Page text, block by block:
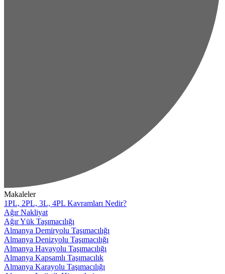
Makaleler
1PL, 2PL, 3L, 4PL Kavramları Nedir?
Ağır Nakliyat
Ağır Yük Taşımacılığı
Almanya Demiryolu Taşımacılığı
Almanya Denizyolu Taşımacılığı
Almanya Havayolu Taşımacılığı
Almanya Kapsamlı Taşımacılık
Almanya Karayolu Taşımacılığı